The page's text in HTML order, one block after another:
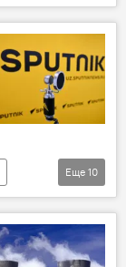
Еще 10